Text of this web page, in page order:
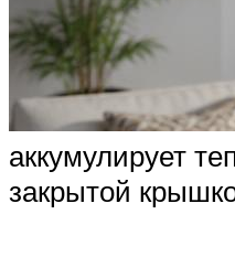
аккумулирует
закрытой